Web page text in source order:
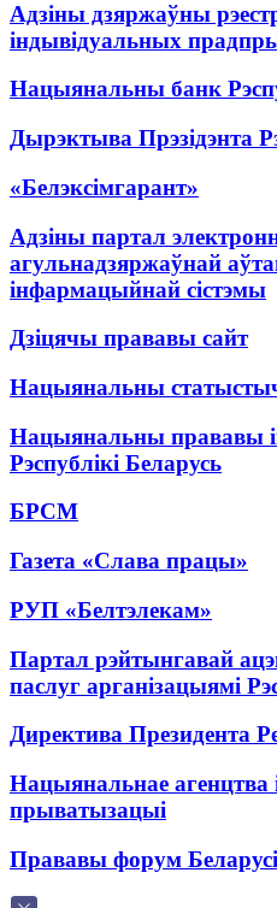
Адзіны дзяржаўны
індывідуальных
Нацыянальны банк
Дырэктыва Прэзідэнта
«Белэксімгарант»
Адзіны партал
агульнадзяржаўнай
інфармацыйнай сістэмы
Дзіцячы прававы сайт
Нацыянальны
Нацыянальны прававы
Рэспублікі Беларусь
БРСМ
Газета «Слава працы»
РУП «Белтэлекам»
Партал рэйтынгавай
паслуг арганізацыямі
Директива Президента
Нацыянальнае агенцтва
прыватызацыі
Прававы форум Беларусі